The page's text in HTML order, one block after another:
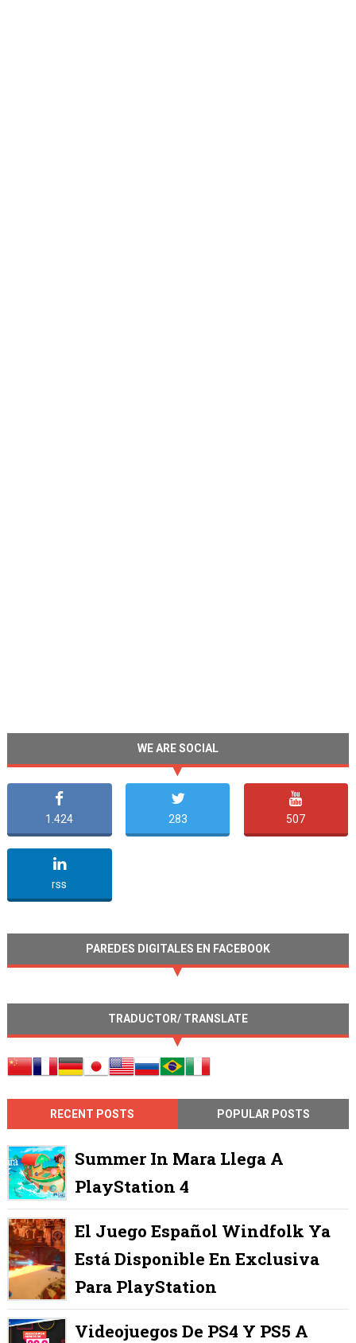
WE ARE SOCIAL
1.424 283 507
rss
PAREDES DIGITALES EN FACEBOOK
TRADUCTOR/ TRANSLATE
RECENT POSTS POPULAR POSTS
Summer In Mara Llega A
PlayStation 4
El Juego Español Windfolk Ya
Está Disponible En Exclusiva
Para PlayStation
Videojuegos De PS4 Y PS5 A